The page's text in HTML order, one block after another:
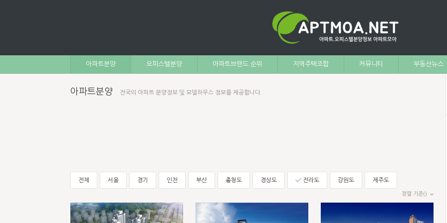
아파트분양 오피스텔분양 아파트브랜드 순위 지역주택조합 커뮤니티 부동산뉴스
아파트분양 전국의 아파트 분양정보 및 모델하우스 정보를 제공합니다.
전체 서울 경기 인천 부산 충청도 경상도 전라도 강원도 제주도
정렬 기준()